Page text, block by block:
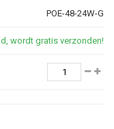
POE-48-24W-G
wordt gratis verzonden!